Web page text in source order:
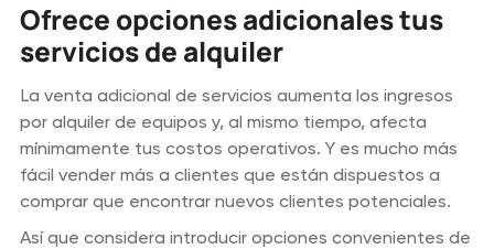
Ofrece opciones adicionales tus
servicios de alquiler
La venta adicional de servicios aumenta los ingresos
por alquiler de equipos y, al mismo tiempo, afecta
mínimamente tus costos operativos. Y es mucho más
fácil vender más a clientes que están dispuestos a
comprar que encontrar nuevos clientes potenciales.
Así que considera introducir opciones convenientes de